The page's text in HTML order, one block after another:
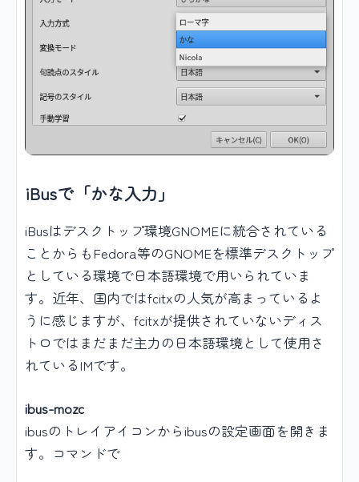
iBusで「かな入力」
iBusはデスクトップ環境GNOMEに統合されている
ことからもFedora等のGNOMEを標準デスクトップ
としている環境で日本語環境で用いられていま
す。近年、国内ではfcitxの人気が高まっているよ
うに感じますが、fcitxが提供されていないディス
トロではまだまだ主力の日本語環境として使用さ
れているIMです。
ibus-mozc
ibusのトレイアイコンからibusの設定画面を開きま
す。コマンドで